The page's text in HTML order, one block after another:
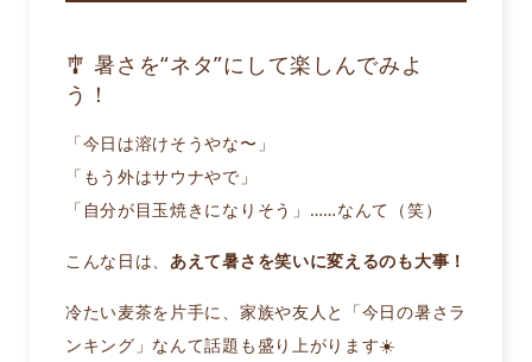
🎐 暑さを“ネタ”にして楽しんでみよ
う！
「今日は溶けそうやな〜」
「もう外はサウナやで」
「自分が目玉焼きになりそう」……なんて（笑）
こんな日は、 あえて暑さを笑いに変えるのも大事！
冷たい麦茶を片手に、家族や友人と「今日の暑さラ
ンキング」なんて話題も盛り上がります☀️